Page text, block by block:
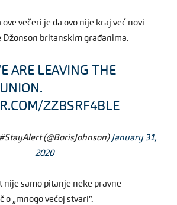
večeri je da ovo nije kraj već novi
Džonson britanskim građanima.
ARE LEAVING THE
ZZBSRF4BLE
(@BorisJohnson)January 31,
2020
nije samo pitanje neke pravne
o „mnogo većoj stvari“.